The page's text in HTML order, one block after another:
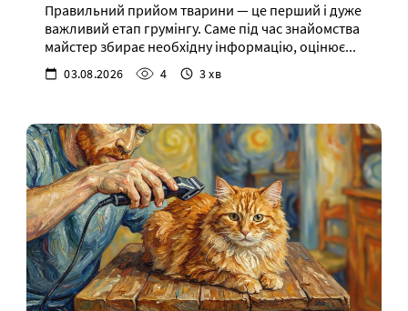
Правильний прийом тварини — це перший і дуже
важливий етап грумінгу. Саме під час знайомства
майстер збирає необхідну інформацію, оцінює...
03.08.2026 4 3 хв